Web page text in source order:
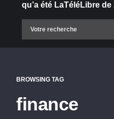
qu’a été LaTéléLibre de
BROWSING TAG
finance